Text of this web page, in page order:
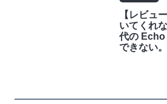
【レビュ
いてくれ
代の
できない。